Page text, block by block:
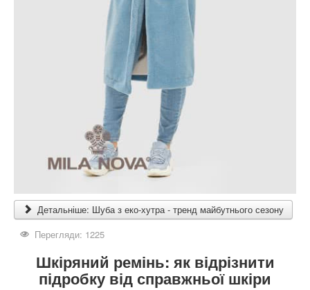
Детальніше: Шуба з еко-хутра - тренд майбутнього сезону
Перегляди: 1225
Шкіряний ремінь: як відрізнити
підробку від справжньої шкіри